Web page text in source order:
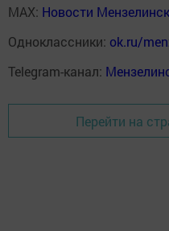
MAX: Новости
Одноклассники: ok.ru/
Telegram-канал:
Перейти на